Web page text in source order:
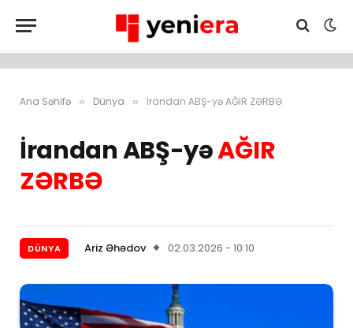
Ana Səhifə » Dünya » İrandan ABŞ-yə AĞIR ZƏRBƏ
İrandan ABŞ-yəAĞIR
ZƏRBƏ
DÜNYA Ariz Əhədov 02.03.2026 - 10:10